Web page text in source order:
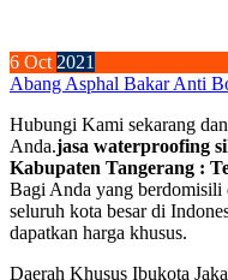
6 Oct2021
Abang Asphal Bakar Anti
Hubungi Kami sekarang
Anda.jasa waterproofing
Kabupaten Tangerang :
Bagi Anda yang berdomisili
seluruh kota besar di
dapatkan harga khusus.
Daerah Khusus Ibukota